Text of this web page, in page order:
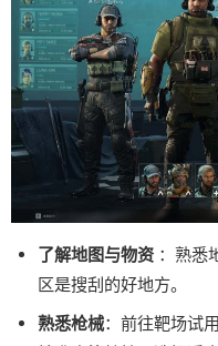
了解地图与物资 ：熟悉
区是搜刮的好地方。
熟悉枪械：前往靶场试